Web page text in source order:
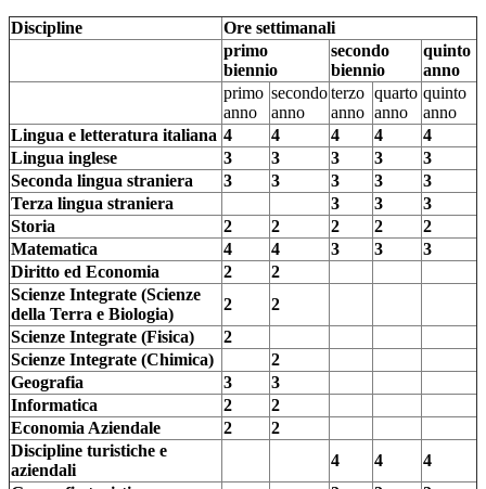
Discipline
Ore settimanali
primo
biennio
secondo
biennio
quinto
anno
primo
anno
secondo
anno
terzo
anno
quarto
anno
quinto
anno
Lingua e letteratura italiana 4 4 4 4
4
Lingua inglese
3 3 3 3
3
Seconda lingua straniera
3 3 3 3
3
Terza lingua straniera
3 3
3
Storia
2 2 2 2
2
Matematica
4 4 3 3
3
Diritto ed Economia
2
2
Scienze Integrate (Scienze
della Terra e Biologia)
2
2
Scienze Integrate (Fisica)
2
Scienze Integrate (Chimica)
2
Geografia
3
3
Informatica
2
2
Economia Aziendale
2
2
Discipline turistiche e
aziendali
4 4
4